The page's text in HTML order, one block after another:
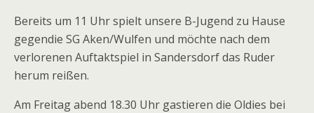
Bereits um 11 Uhr spielt unsere B-Jugend zu Hause
gegendie SG Aken/Wulfen und möchte nach dem
verlorenen Auftaktspiel in Sandersdorf das Ruder
herum reißen.
Am Freitag abend 18.30 Uhr gastieren die Oldies bei